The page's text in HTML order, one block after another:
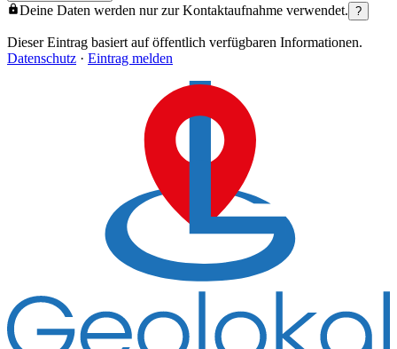
Deine Daten werden nur zur Kontaktaufnahme verwendet. ?
Dieser Eintrag basiert auf öffentlich verfügbaren Informationen.
Datenschutz · Eintrag melden